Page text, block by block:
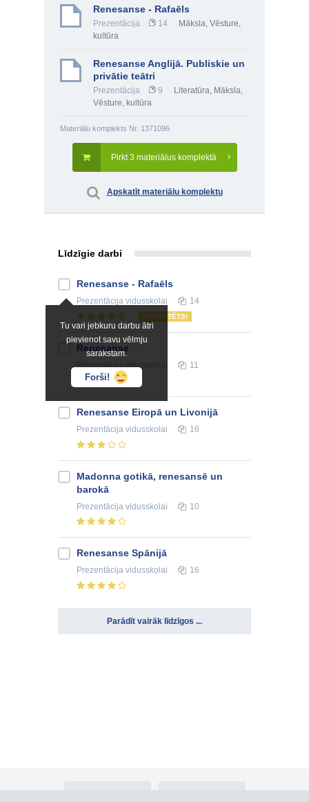
Renesanse - Rafaēls
Prezentācija 14 Māksla, Vēsture,
kultūra
Renesanse Anglijā. Publiskie un
privātie teātri
Prezentācija 9 Literatūra, Māksla,
Vēsture, kultūra
Materiālu komplekts Nr. 1371096
Pirkt 3 materiālus komplektā
Apskatīt materiālu komplektu
Līdzīgie darbi
Tu vari jebkuru darbu ātri
pievienot savu vēlmju
sarakstam.
Forši!
Renesanse - Rafaēls
Prezentācija vidusskolai 14
NOVĒRTĒTS!
Renesanse
Prezentācijavidusskolai 11
Renesanse Eiropā un Livonijā
Prezentācija vidusskolai 16
Madonna gotikā, renesansē un
barokā
Prezentācija vidusskolai 10
Renesanse Spānijā
Prezentācija vidusskolai 16
Parādīt vairāk līdzīgos ...